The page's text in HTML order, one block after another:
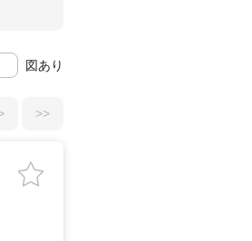
図あり
>>